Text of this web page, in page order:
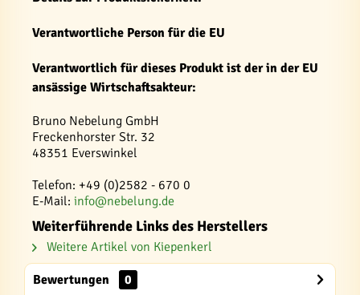
Verantwortliche Person für die EU
Verantwortlich für dieses Produkt ist der in der EU
ansässige Wirtschaftsakteur:
Bruno Nebelung GmbH
Freckenhorster Str. 32
48351 Everswinkel
Telefon: +49 (0)2582 - 670 0
E-Mail: info@nebelung.de
Weiterführende Links des Herstellers
Weitere Artikel von Kiepenkerl
Bewertungen
0